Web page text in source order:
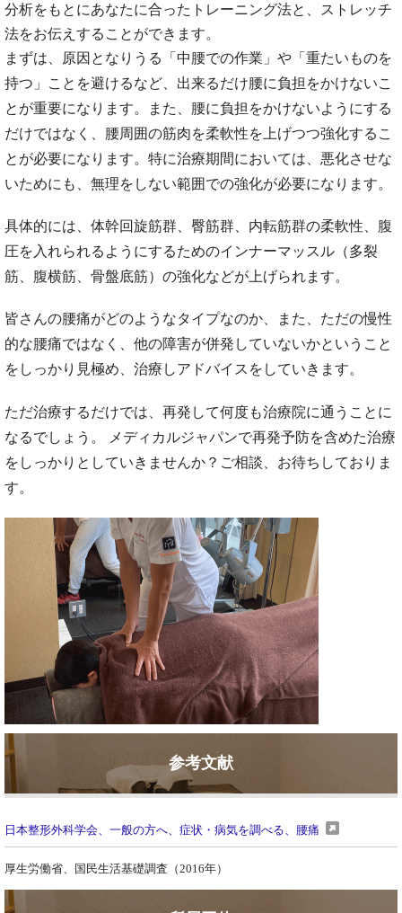
分析をもとにあなたに合ったトレーニング法と、ストレッチ
法をお伝えすることができます。
まずは、原因となりうる「中腰での作業」や「重たいものを
持つ」ことを避けるなど、出来るだけ腰に負担をかけないこ
とが重要になります。また、腰に負担をかけないようにする
だけではなく、腰周囲の筋肉を柔軟性を上げつつ強化するこ
とが必要になります。特に治療期間においては、悪化させな
いためにも、無理をしない範囲での強化が必要になります。
具体的には、体幹回旋筋群、臀筋群、内転筋群の柔軟性、腹
圧を入れられるようにするためのインナーマッスル（多裂
筋、腹横筋、骨盤底筋）の強化などが上げられます。
皆さんの腰痛がどのようなタイプなのか、また、ただの慢性
的な腰痛ではなく、他の障害が併発していないかということ
をしっかり見極め、治療しアドバイスをしていきます。
ただ治療するだけでは、再発して何度も治療院に通うことに
なるでしょう。 メディカルジャパンで再発予防を含めた治療
をしっかりとしていきませんか？ご相談、お待ちしておりま
す。
参考文献
日本整形外科学会、一般の方へ、症状・病気を調べる、腰痛
厚生労働省、国民生活基礎調査（2016年）